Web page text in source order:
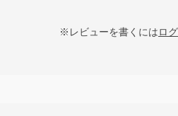
※レビューを書くにはロ